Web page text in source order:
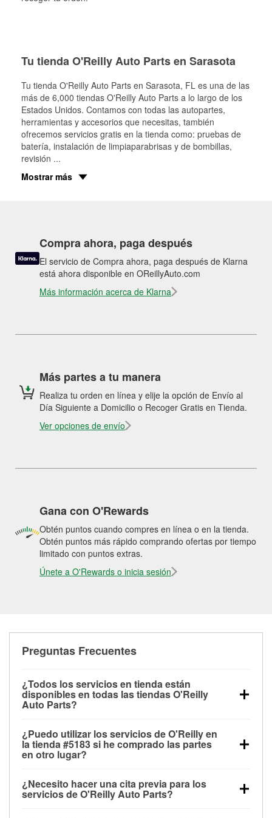
Tu tienda O'Reilly Auto Parts en Sarasota
Tu tienda O'Reilly Auto Parts en Sarasota, FL es una de las
más de 6,000 tiendas O'Reilly Auto Parts a lo largo de los
Estados Unidos. Contamos con todas las autopartes,
herramientas y accesorios que necesitas, también
ofrecemos servicios gratis en la tienda como: pruebas de
batería, instalación de limpiaparabrisas y de bombillas,
revisión ...
Mostrar más
Compra ahora, paga después
El servicio de Compra ahora, paga después de Klarna
está ahora disponible en OReillyAuto.com
Más información acerca de Klarna
Más partes a tu manera
Realiza tu orden en línea y elije la opción de Envío al
Día Siguiente a Domicilio o Recoger Gratis en Tienda.
Ver opciones de envío
Gana con O'Rewards
Obtén puntos cuando compres en línea o en la tienda.
Obtén puntos más rápido comprando ofertas por tiempo
limitado con puntos extras.
Únete a O'Rewards o inicia sesión
Preguntas Frecuentes
¿Todos los servicios en tienda están
disponibles en todas las tiendas O'Reilly
Auto Parts?
las pruebas de batería, pruebas de alternador y
motor de arranque, revisión de la luz “Check Engine”
con O'Reilly VeriScan® e instalación de
limpiaparabrisas o bombillas, están disponibles en
todas las tiendas O'Reilly Auto Parts. La tienda
¿Puedo utilizar los servicios de O'Reilly en
la tienda #5183 si he comprado las partes
en otro lugar?
de O'Reilly Auto Parts que estén disponibles en la
tienda #5183 de Sarasota, FL aunque hayas
¿Necesito hacer una cita previa para los
servicios de O'Reilly Auto Parts?